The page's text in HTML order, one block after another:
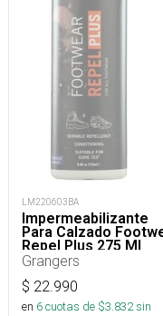
LM220603BA
Impermeabilizante
Para Calzado
Repel Plus 275 Ml
Grangers
$ 22.990
en 6cuotas de $3.832sin